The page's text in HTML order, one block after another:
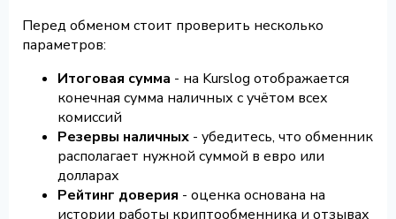
Перед обменом стоит проверить несколько
параметров:
Итоговая сумма - на Kurslog отображается
конечная сумма наличных с учётом всех
комиссий
Резервы наличных - убедитесь, что обменник
располагает нужной суммой в евро или
долларах
Рейтинг доверия - оценка основана на
истории работы криптообменника и отзывах